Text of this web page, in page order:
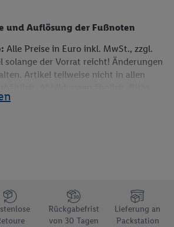
und Auflösung der Fußnoten
Alle Preise in Euro inkl. MwSt., zzgl.
solange der Vorrat reicht! Änderungen
Artikel teilweise nicht in allen
nur Bestellungen von Kunden mit einer
sind über den jeweiligen Link am
dem Grundpreis einer
Rückgabefrist
von 30 Tagen
Lieferung an
Packstation